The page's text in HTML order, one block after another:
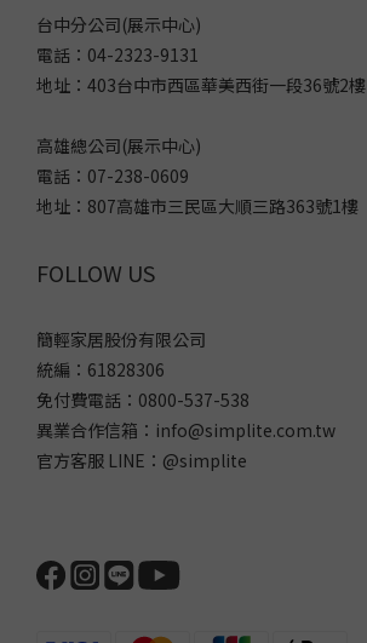
台中分公司(展示中心)
電話：04-2323-9131
地址：403台中市西區華美西街一段36號2樓
高雄總公司(展示中心)
電話：07-238-0609
地址：807高雄市三民區大順三路363號1樓
FOLLOW US
簡輕家居股份有限公司
統編：61828306
免付費電話：0800-537-538
異業合作信箱：info@simplite.com.tw
官方客服 LINE：@simplite